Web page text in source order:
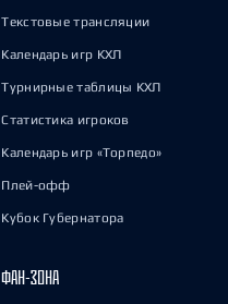
Текстовые трансляции
Календарь игр КХЛ
Турнирные таблицы КХЛ
Статистика игроков
Календарь игр «Торпедо»
Плей-офф
Кубок Губернатора
ФАН-ЗОНА